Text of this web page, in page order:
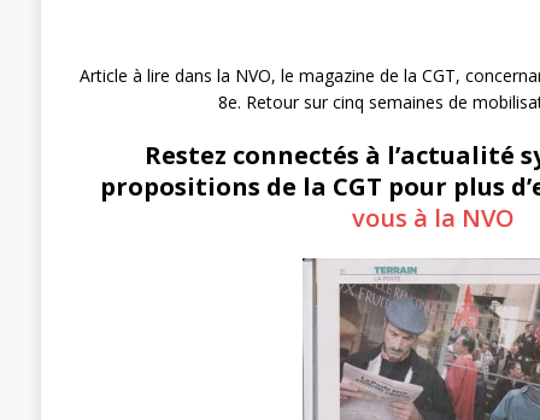
La Poste –
POSTAL
[ 11 septembre 2025 ] Chronopost –
[ 27 avril 2024 ]
1er MAI 2024
[ 3 janvier 2024 ] Chronopost:
Article à lire dans la NVO, le magazine de la CGT,
8e. Retour sur cinq semaines de
Restez connectés à l’actualité
propositions de la CGT pour plus
vous à la NVO